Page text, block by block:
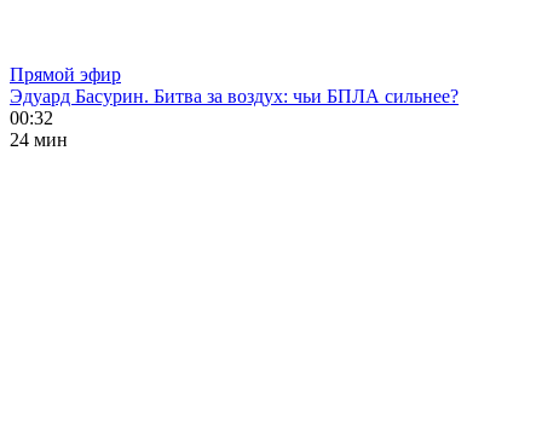
Прямой эфир
Эдуард Басурин. Битва за воздух: чьи БПЛА сильнее?
00:32
24 мин